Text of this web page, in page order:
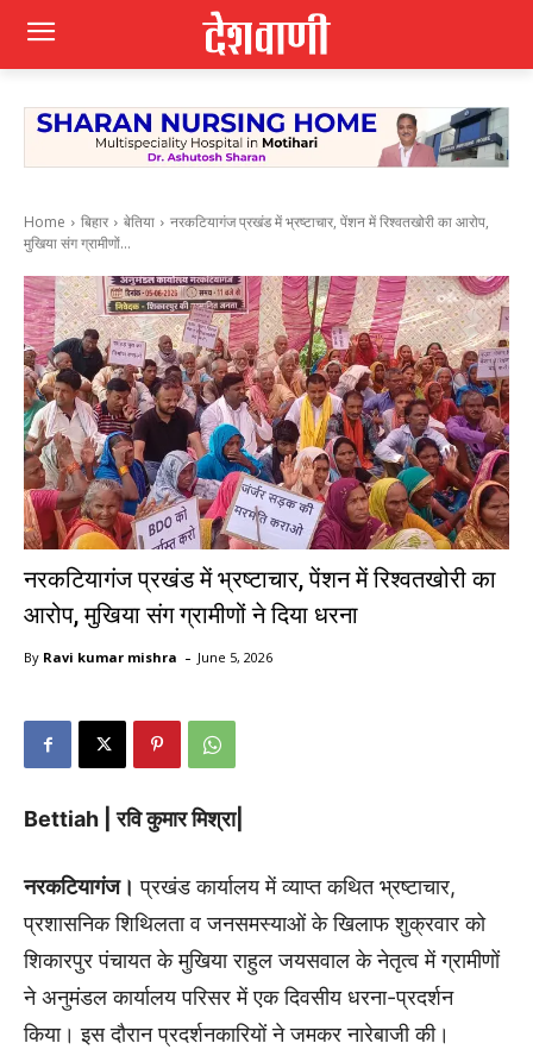
Home बिहार बेतिया
नरकटियागंज प्रखंड में भ्रष्टाचार, पेंशन में रिश्वतखोरी का आरोप,
मुखिया संग ग्रामीणों...
नरकटियागंज प्रखंड में भ्रष्टाचार, पेंशन में रिश्वतखोरी का
आरोप, मुखिया संग ग्रामीणों ने दिया धरना
By Ravi kumar mishra - June 5, 2026
Bettiah | रवि कुमार मिश्रा|
नरकटियागंज। प्रखंड कार्यालय में व्याप्त कथित भ्रष्टाचार,
प्रशासनिक शिथिलता व जनसमस्याओं के खिलाफ शुक्रवार को
शिकारपुर पंचायत के मुखिया राहुल जयसवाल के नेतृत्व में ग्रामीणों
ने अनुमंडल कार्यालय परिसर में एक दिवसीय धरना-प्रदर्शन
किया। इस दौरान प्रदर्शनकारियों ने जमकर नारेबाजी की।